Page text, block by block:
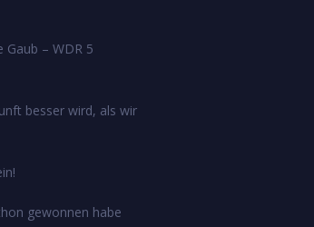
– WDR 5
besser wird, als wir
gewonnen habe